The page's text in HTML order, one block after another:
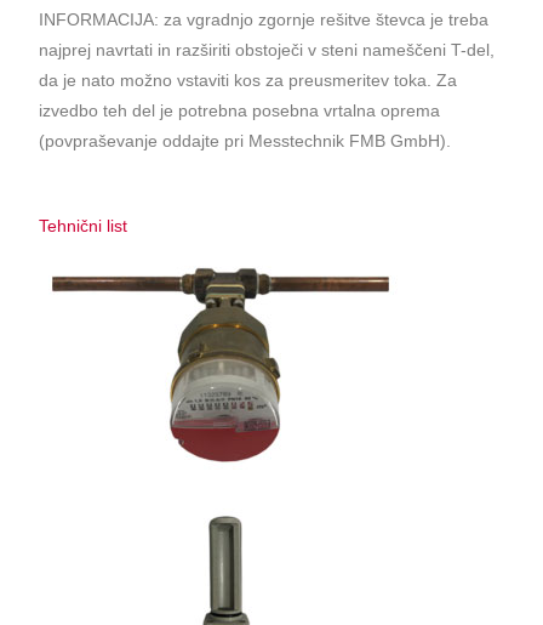
INFORMACIJA: za vgradnjo zgornje rešitve števca je treba
najprej navrtati in razširiti obstoječi v steni nameščeni T-del,
da je nato možno vstaviti kos za preusmeritev toka. Za
izvedbo teh del je potrebna posebna vrtalna oprema
(povpraševanje oddajte pri Messtechnik FMB GmbH).
Tehnični list